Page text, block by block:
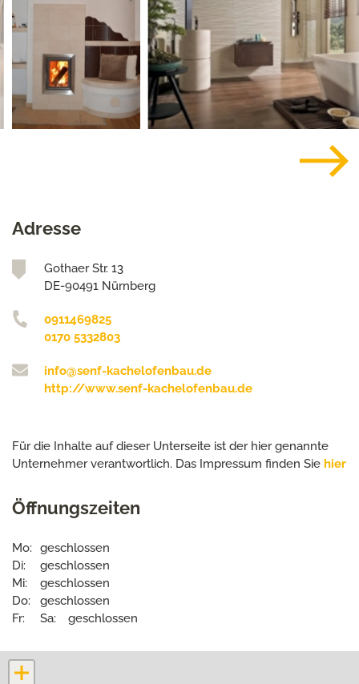
Adresse
Gothaer Str. 13
DE-90491 Nürnberg
0911469825
0170 5332803
info@senf-kachelofenbau.de
http://www.senf-kachelofenbau.de
Für die Inhalte auf dieser Unterseite ist der hier genannte
Unternehmer verantwortlich. Das Impressum finden Sie hier
Öffnungszeiten
Mo:
geschlossen
Di:
geschlossen
Mi:
geschlossen
Do:
geschlossen
Fr:
Sa: geschlossen
+